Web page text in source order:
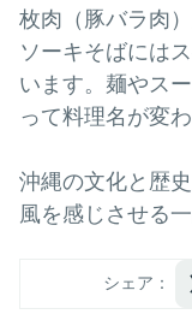
枚肉（豚バラ肉
ソーキそばには
います。麺やス
って料理名が変
沖縄の文化と歴
風を感じさせる一
シェア：